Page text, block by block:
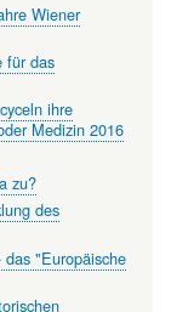
Wiener
für das
ihre
Medizin 2016
zu?
des
"Europäische